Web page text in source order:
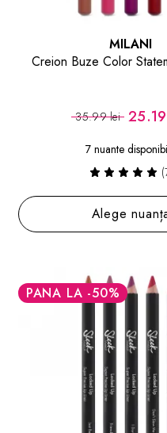
MILANI
Creion Buze Color
35.99 lei
7 nuante
Alege
PANA LA -50%